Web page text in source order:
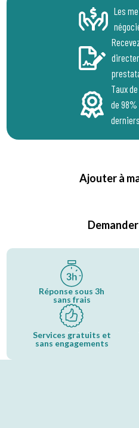
Les
Taux
de
Ajouter à
Réponse sous 3h
sans frais
Services gratuits et
sans engagements